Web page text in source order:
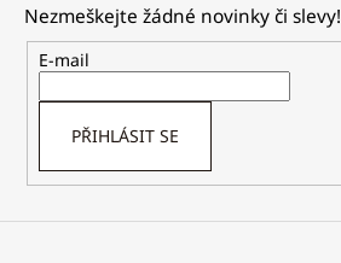
a
c
í
p
k
v
Nezmeškejte žádné novinky či slevy!
E-mail
PŘIHLÁSIT SE